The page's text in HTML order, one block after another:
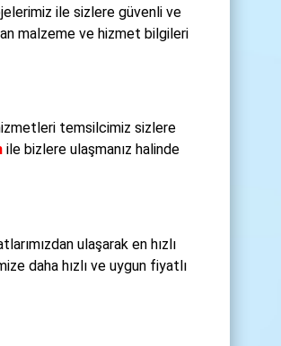
ile sizlere güvenli ve
malzeme ve hizmet bilgileri
temsilcimiz sizlere
ile bizlere ulaşmanız halinde
ulaşarak en hızlı
daha hızlı ve uygun fiyatlı